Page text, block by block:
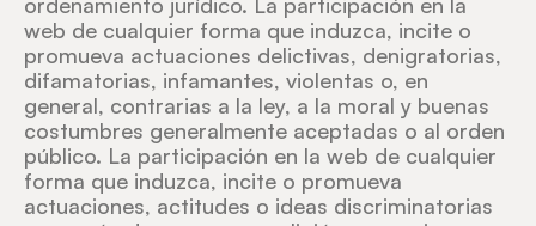
web de cualquier forma que induzca, incite o
promueva actuaciones delictivas, denigratorias,
difamatorias, infamantes, violentas o, en
general, contrarias a la ley, a la moral y buenas
costumbres generalmente aceptadas o al orden
público. La participación en la web de cualquier
forma que induzca, incite o promueva
actuaciones, actitudes o ideas discriminatorias